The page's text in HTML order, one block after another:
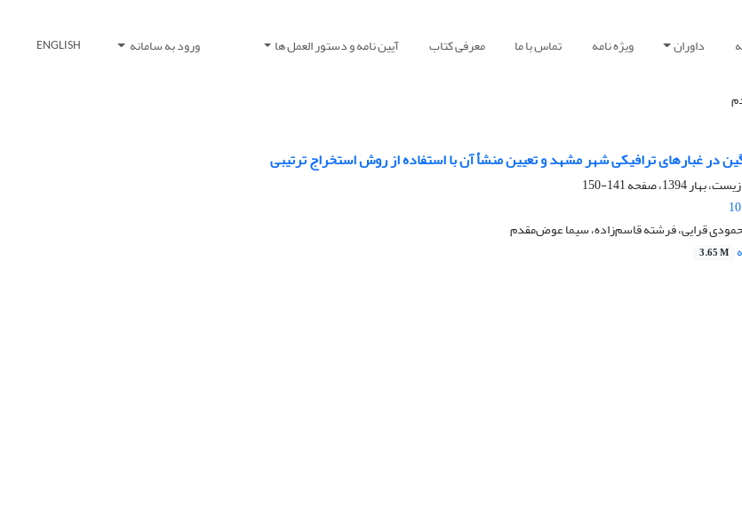
داوران ویژه نامه تماس با ما معرفی کتاب آیین نامه و دستور العمل ها ورود به سامانه ENGLISH
در غبارهای ترافیکی شهر مشهد و تعیین منشأ آن با استفاده از روش استخراج ترتیبی
141-150
قرایی، فرشته قاسم‌زاده، سیما عوض‌مقدم
3.65 M